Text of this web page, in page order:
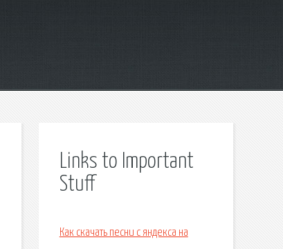
Links to Important
Stuff
Как скачать песни с яндекса на